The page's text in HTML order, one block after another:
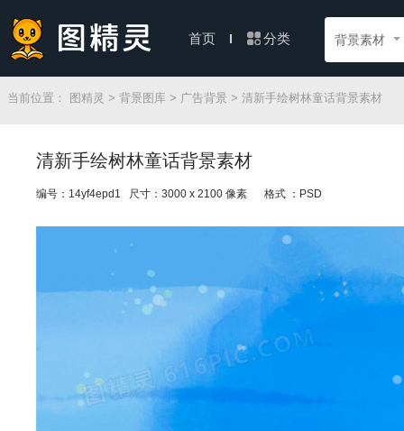
首页 分类 背景素材
当前位置： 图精灵 > 背景图库 > 广告背景 > 清新手绘树林童话背景素材
清新手绘树林童话背景素材
编号：14yf4epd1 尺寸：3000 x 2100 像素 格式 ：PSD